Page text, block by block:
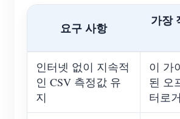
요구 사항
가장
인터넷 없이 지속적
인 CSV 측정값 유
지
이 가
된 오
터로